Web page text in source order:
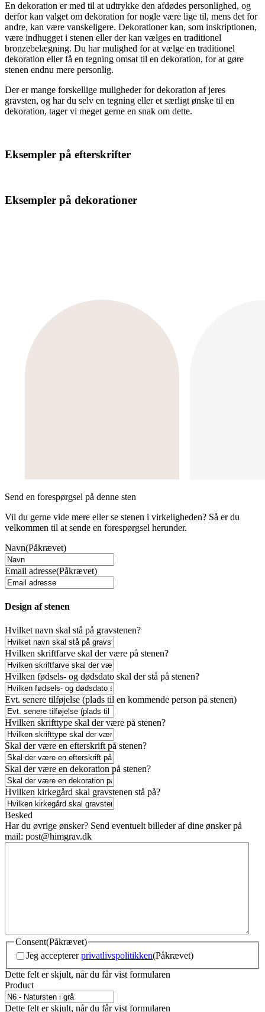
En dekoration er med til at udtrykke den afdødes personlighed, og
derfor kan valget om dekoration for nogle være lige til, mens det for
andre, kan være vanskeligere. Dekorationer kan, som inskriptionen,
være indhugget i stenen eller der kan vælges en traditionel
bronzebelægning. Du har mulighed for at vælge en traditionel
dekoration eller få en tegning omsat til en dekoration, for at gøre
stenen endnu mere personlig.
Der er mange forskellige muligheder for dekoration af jeres
gravsten, og har du selv en tegning eller et særligt ønske til en
dekoration, tager vi meget gerne en snak om dette.
Eksempler på efterskrifter
Eksempler på dekorationer
Send en forespørgsel på denne sten
Vil du gerne vide mere eller se stenen i virkeligheden? Så er du
velkommen til at sende en forespørgsel herunder.
Navn(Påkrævet)
Email adresse(Påkrævet)
Design af stenen
Hvilket navn skal stå på gravstenen?
Hvilken skriftfarve skal der være på stenen?
Hvilken fødsels- og dødsdato skal der stå på stenen?
Evt. senere tilføjelse (plads til en kommende person på stenen)
Hvilken skrifttype skal der være på stenen?
Skal der være en efterskrift på stenen?
Skal der være en dekoration på stenen?
Hvilken kirkegård skal gravstenen stå på?
Besked
Har du øvrige ønsker? Send eventuelt billeder af dine ønsker på
mail: post@himgrav.dk
Consent(Påkrævet)
Jeg acceptererprivatlivspolitikken(Påkrævet)
Dette felt er skjult, når du får vist formularen
Product
Dette felt er skjult, når du får vist formularen